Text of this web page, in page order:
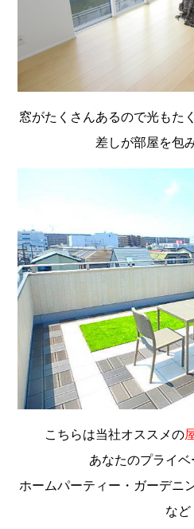
窓がたくさんあるので光もた
差しが部屋を包
こちらは当社オススメの
あなたのプライ
ホームパーティー・ガーデニ
など